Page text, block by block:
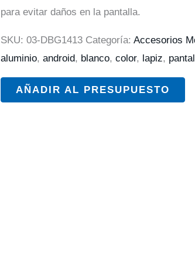
para evitar daños en la pantalla.
SKU: 03-DBG1413 Categoría: Accesorios
aluminio, android, blanco, color, lapiz,
AÑADIR AL PRESUPUESTO